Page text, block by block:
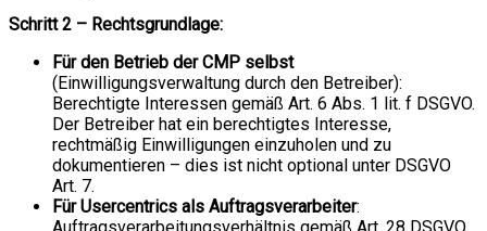
Schritt 2 – Rechtsgrundlage:
Für den Betrieb der CMP selbst
(Einwilligungsverwaltung durch den Betreiber):
Berechtigte Interessen gemäß Art. 6 Abs. 1 lit. f DSGVO.
Der Betreiber hat ein berechtigtes Interesse,
rechtmäßig Einwilligungen einzuholen und zu
dokumentieren – dies ist nicht optional unter DSGVO
Art. 7.
Für Usercentrics als Auftragsverarbeiter: